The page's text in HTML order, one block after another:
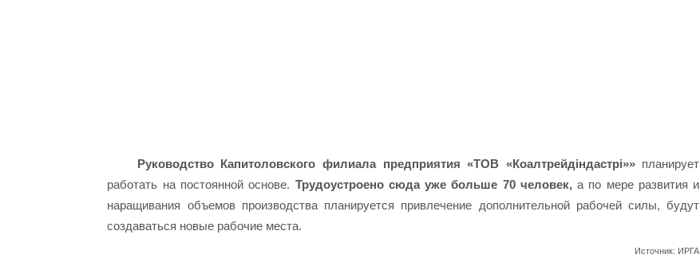
Руководство Капитоловского филиала предприятия «ТОВ «Коалтрейдіндастрі»»планирует
работать на постоянной основе. Трудоустроено сюда уже больше 70 человек,а по мере развития и
наращивания объемов производства планируется привлечение дополнительной рабочей силы, будут
создаваться новые рабочие места.
Источник: ИРГА